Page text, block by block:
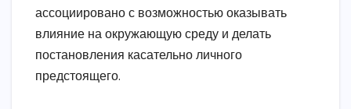
ассоциировано с возможностью оказывать
влияние на окружающую среду и делать
постановления касательно личного
предстоящего.